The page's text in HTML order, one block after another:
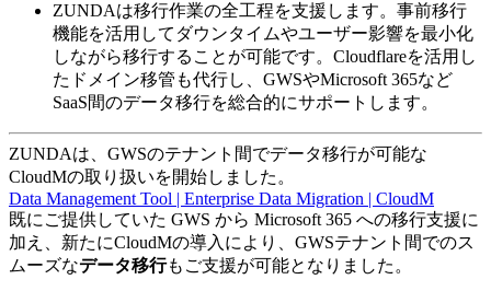
ZUNDAは移行作業の全工程を支援します。事前移行
機能を活用してダウンタイムやユーザー影響を最小化
しながら移行することが可能です。Cloudflareを活用し
たドメイン移管も代行し、GWSやMicrosoft 365など
SaaS間のデータ移行を総合的にサポートします。
ZUNDAは、GWSのテナント間でデータ移行が可能な
CloudMの取り扱いを開始しました。
Data Management Tool | Enterprise Data Migration | CloudM
既にご提供していた GWS から Microsoft 365 への移行支援に
加え、新たにCloudMの導入により、GWSテナント間でのス
ムーズなデータ移行もご支援が可能となりました。